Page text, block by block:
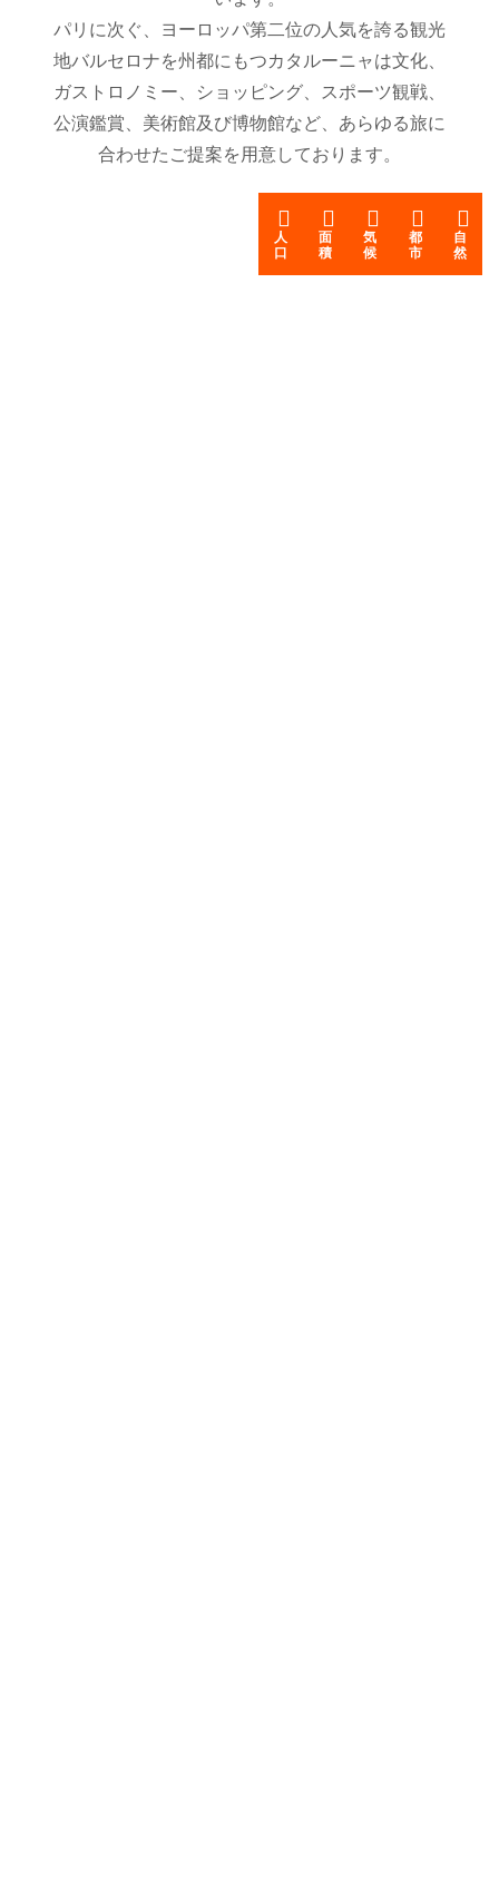
パリに次ぐ、ヨーロッパ第二位の人気を誇る観光
地バルセロナを州都にもつカタルーニャは文化、
ガストロノミー、ショッピング、スポーツ観戦、
公演鑑賞、美術館及び博物館など、あらゆる旅に
合わせたご提案を用意しております。
人
口
面
積
気
候
都
市
自
然